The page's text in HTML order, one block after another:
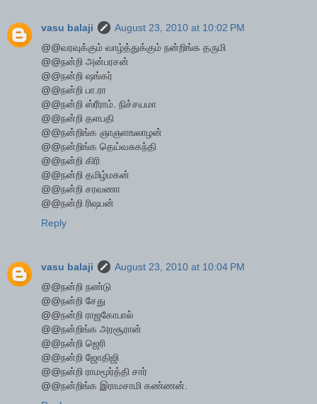
vasu balaji
August 23, 2010 at 10:02 PM
@@வரவுக்கும் வாழ்த்துக்கும் நன்றிங்க தருமி
@@நன்றி அன்பரசன்
@@நன்றி ஷங்கர்
@@நன்றி பா.ரா
@@நன்றி ஸ்ரீராம். நிச்சயமா
@@நன்றி தளபதி
@@நன்றிங்க ஞாஞளஙலாழன்
@@நன்றிங்க தெய்வசுகந்தி
@@நன்றி கிரி
@@நன்றி தமிழ்மகன்
@@நன்றி சரவணா
@@நன்றி ரிஷபன்
Reply
vasu balaji
August 23, 2010 at 10:04 PM
@@நன்றி நண்டு
@@நன்றி சேது
@@நன்றி ராஜகோபால்
@@நன்றிங்க அரசூரான்
@@நன்றி ஜெரி
@@நன்றி ஜோதிஜி
@@நன்றி ராமமூர்த்தி சார்
@@நன்றிங்க இராமசாமி கண்ணன்.